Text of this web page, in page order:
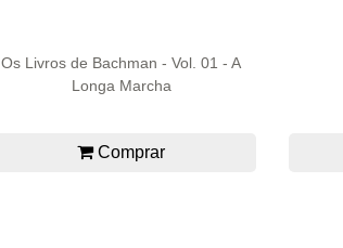
Os Livros de Bachman - Vol. 01 - A
Longa Marcha
Comprar